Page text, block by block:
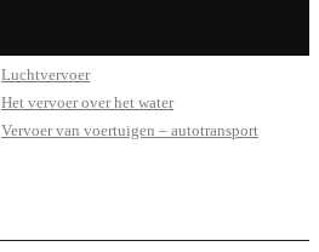
Luchtvervoer
Het vervoer over het water
Vervoer van voertuigen – autotransport